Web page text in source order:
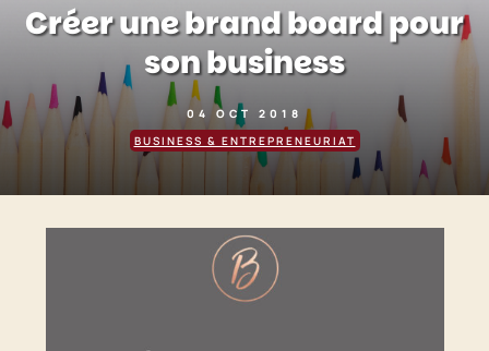
Créer une brand board pour
son business
04 OCT 2018
BUSINESS & ENTREPRENEURIAT